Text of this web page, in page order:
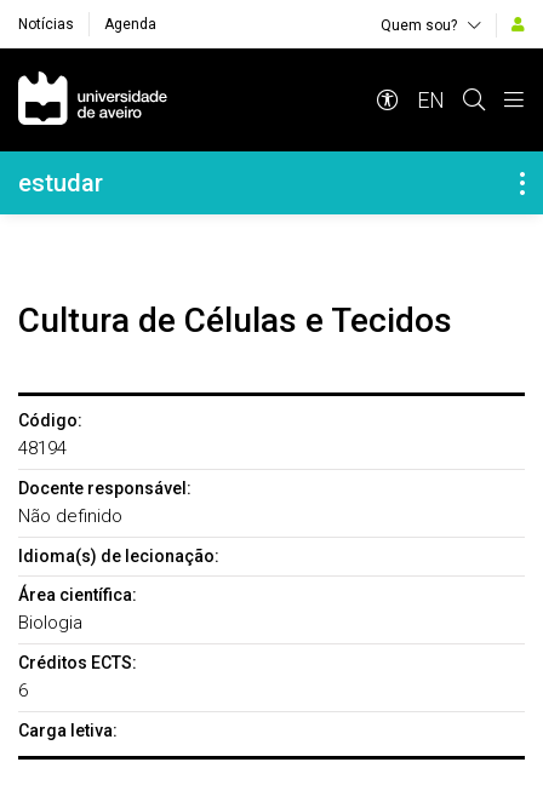
Notícias Agenda Quem sou?
Navegação Principal
EN
Navegação Lateral
estudar
Cultura de Células e Tecidos
Código:
48194
Docente responsável:
Não definido
Idioma(s) de lecionação:
Área científica:
Biologia
Créditos ECTS:
6
Carga letiva: